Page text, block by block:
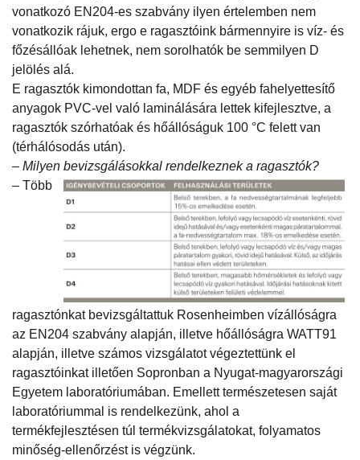
vonatkozó EN204-es szabvány ilyen értelemben nem
vonatkozik rájuk, ergo e ragasztóink bármennyire is víz- és
főzésállóak lehetnek, nem sorolhatók be semmilyen D
jelölés alá.
E ragasztók kimondottan fa, MDF és egyéb fahelyettesítő
anyagok PVC-vel való laminálására lettek kifejlesztve, a
ragasztók szórhatóak és hőállóságuk 100 °C felett van
(térhálósodás után).
– Milyen bevizsgálásokkal rendelkeznek a ragasztók?
– Több
ragasztónkat bevizsgáltattuk Rosenheimben vízállóságra
az EN204 szabvány alapján, illetve hőállóságra WATT91
alapján, illetve számos vizsgálatot végeztettünk el
ragasztóinkat illetően Sopronban a Nyugat-magyarországi
Egyetem laboratóriumában. Emellett természetesen saját
laboratóriummal is rendelkezünk, ahol a
termékfejlesztésen túl termékvizsgálatokat, folyamatos
minőség-ellenőrzést is végzünk.